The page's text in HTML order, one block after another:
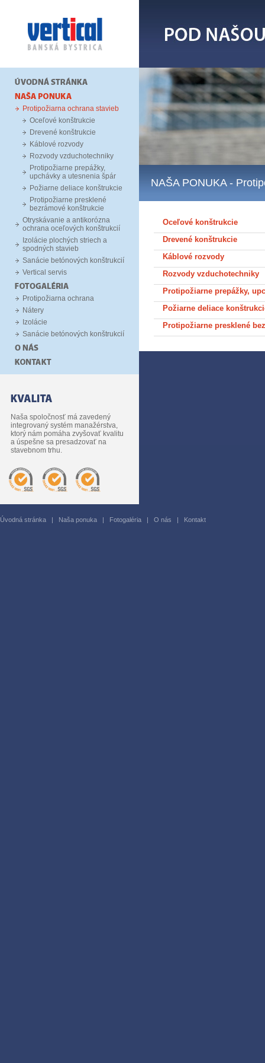
Protipožiarna ochrana stavieb
Oceľové konštrukcie
Drevené konštrukcie
Káblové rozvody
Rozvody vzduchotechniky
Protipožiarne prepážky,
upchávky a utesnenia špár
Požiarne deliace konštrukcie
Protipožiarne presklené
bezrámové konštrukcie
Otryskávanie a antikorózna
ochrana oceľových konštrukcií
Izolácie plochých striech a
spodných stavieb
Sanácie betónových konštrukcií
Vertical servis
Protipožiarna ochrana
Nátery
Izolácie
Sanácie betónových konštrukcií
Naša spoločnosť má zavedený
integrovaný systém manažérstva,
ktorý nám pomáha zvyšovať kvalitu
a úspešne sa presadzovať na
stavebnom trhu.
NAŠA PONUKA-
Oceľové konštrukcie
Drevené konštrukcie
Káblové rozvody
Rozvody vzduchotechniky
Protipožiarne prepážky,
Požiarne deliace
Protipožiarne presklené
Úvodná stránka | Naša ponuka | Fotogaléria | O nás | Kontakt